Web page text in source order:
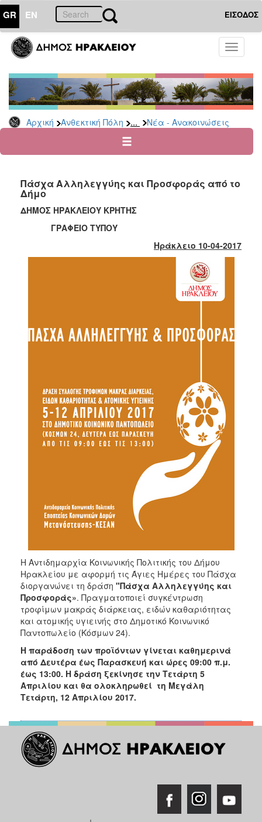
GR EN ΕΙΣΟΔΟΣ
Toggle
Αρχική Ανθεκτική Πόλη ... Νέα - Ανακοινώσεις
ΑΝΘΕΚΤΙΚΗ
ΠΟΛΗ
Κοινωνική
Πολιτική
Νέα
Ανακοινώσεις
για
Οικονομική
Αδυναμία
Φυσικές
Κέντρα
Απασχόλησης
Ημερήσιας
Φροντίδας
Ηλικιωμένων
(Κ.Η.Φ.Η.)
Κ.Δ.Α.Π.Α.μεΑ.
Σταθμών
Δημοτικό
Ξενώνας
Φιλοξενίας
Γυναικών
Κέντρο
Κοινότητας
Κοινωνικό
Φαρμακείο
Κοινωνικό
Παντοπωλείο
Ισότητα
των
Φύλων
Υγεία
Αυτόματοι
Απινιδωτές
Πάσχα Αλληλεγγύης και Προσφοράς από το
Δήμο
ΔΗΜΟΣ ΗΡΑΚΛΕΙΟΥ ΚΡΗΤΗΣ
ΓΡΑΦΕΙΟ ΤΥΠΟΥ
Ηράκλειο 10-04-2017
Η Αντιδημαρχία Κοινωνικής Πολιτικής του Δήμου
Ηρακλείου με αφορμή τις Άγιες Ημέρες του Πάσχα
διοργανώνει τη δράση "Πάσχα Αλληλεγγύης και
Προσφοράς». Πραγματοποιεί συγκέντρωση
τροφίμων μακράς διάρκειας, ειδών καθαριότητας
και ατομικής υγιεινής στο Δημοτικό Κοινωνικό
Παντοπωλείο (Κόσμων 24).
Η παράδοση των προϊόντων γίνεται καθημερινά
από Δευτέρα έως Παρασκευή και ώρες 09:00 π.μ.
έως 13:00. Η δράση ξεκίνησε την Τετάρτη 5
Απριλίου και θα ολοκληρωθεί τη Μεγάλη
Τετάρτη, 12 Απριλίου 2017.